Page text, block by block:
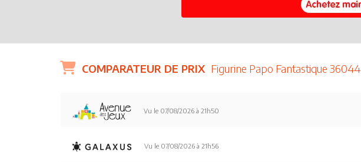
COMPARATEUR DE PRIX Figurine Papo Fantastique 36044
Vu le 07/08/2026 à 21h50
Vu le 07/08/2026 à 21h56